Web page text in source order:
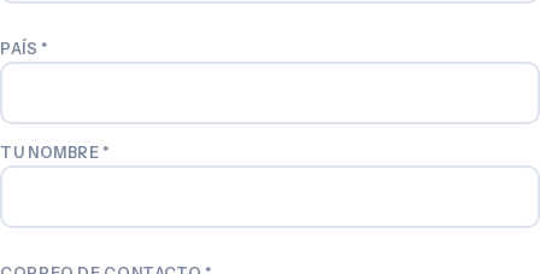
PAÍS*
TU NOMBRE*